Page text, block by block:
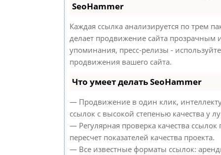
SeoHammer
Каждая ссылка анализируется по трем
делает продвижение сайта прозрачным
упоминания, пресс-релизы -
продвижения вашего сайта.
Что умеет делать SeoHammer
— Продвижение в один клик,
ссылок с высокой степенью качества у
— Регулярная проверка качества
пересчет показателей качества проекта.
— Все известные форматы ссылок: